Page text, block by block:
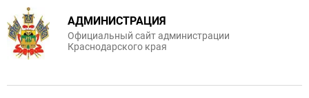
АДМИНИСТРАЦИЯ
Официальный сайт администрации
Краснодарского края